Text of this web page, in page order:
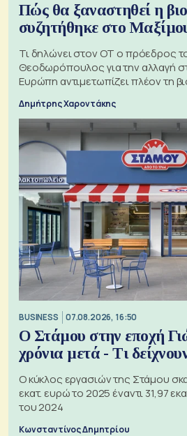
Πώς θα ξαναστηθεί η
συζητήθηκε στο
Τι δηλώνει στον ΟΤ ο πρόεδρος
Θεοδωρόπουλος για την αλλαγή
Ευρώπη αντιμετωπίζει πλέον τη
Δημήτρης Χαροντάκης
BUSINESS 07.08.2026, 16:50
Ο Στάμου στην εποχή
χρόνια μετά - Τι
Ο κύκλος εργασιών της Στάμου
εκατ. ευρώ το 2025 έναντι 31,97
του 2024
Κωνσταντίνος Δημητρίου